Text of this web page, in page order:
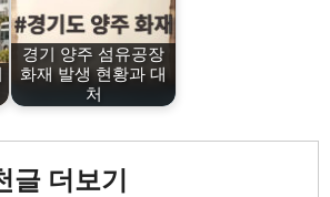
경기 양주 섬유공장
화재 발생 현황과 대
처
글 더보기